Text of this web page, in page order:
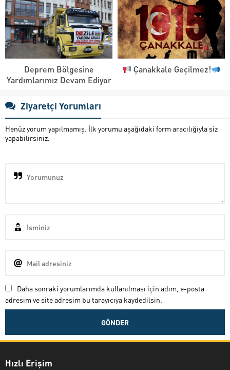
Deprem Bölgesine
Yardımlarımız Devam Ediyor
Çanakkale Geçilmez!
Ziyaretçi Yorumları
Henüz yorum yapılmamış. İlk yorumu aşağıdaki form aracılığıyla siz
yapabilirsiniz.
Daha sonraki yorumlarımda kullanılması için adım, e-posta
adresim ve site adresim bu tarayıcıya kaydedilsin.
Hızlı Erişim